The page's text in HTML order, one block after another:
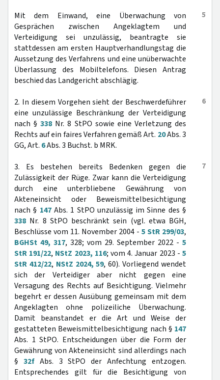
5
Mit dem Einwand, eine Überwachung von
Gesprächen zwischen Angeklagtem und
Verteidigung sei unzulässig, beantragte sie
stattdessen am ersten Hauptverhandlungstag die
Aussetzung des Verfahrens und eine unüberwachte
Überlassung des Mobiltelefons. Diesen Antrag
beschied das Landgericht abschlägig.
6
2. In diesem Vorgehen sieht der Beschwerdeführer
eine unzulässige Beschränkung der Verteidigung
nach §338 Nr. 8 StPO sowie eine Verletzung des
Rechts auf ein faires Verfahren gemäß Art. 20Abs. 3
GG, Art. 6Abs. 3 Buchst. b MRK.
7
3. Es bestehen bereits Bedenken gegen die
Zulässigkeit der Rüge. Zwar kann die Verteidigung
durch eine unterbliebene Gewährung von
Akteneinsicht oder Beweismittelbesichtigung
nach § 147Abs. 1 StPO unzulässig im Sinne des §
338 Nr. 8 StPO beschränkt sein (vgl. etwa BGH,
Beschlüsse vom 11. November 2004 - 5 StR 299/03,
BGHSt 49, 317, 328; vom 29. September 2022 - 5
StR 191/22, NStZ 2023, 116; vom 4. Januar 2023 -5
StR 412/22, NStZ 2024, 59, 60). Vorliegend wendet
sich der Verteidiger aber nicht gegen eine
Versagung des Rechts auf Besichtigung. Vielmehr
begehrt er dessen Ausübung gemeinsam mit dem
Angeklagten ohne polizeiliche Überwachung.
Damit beanstandet er die Art und Weise der
gestatteten Beweismittelbesichtigung nach § 147
Abs. 1 StPO. Entscheidungen über die Form der
Gewährung von Akteneinsicht sind allerdings nach
§ 32fAbs. 3 StPO der Anfechtung entzogen.
Entsprechendes gilt für die Besichtigung von